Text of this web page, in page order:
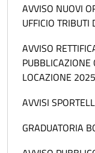
AVVISO NUOVI
UFFICIO
AVVISO
PUBBLICAZIONE
LOCAZIONE 2025
AVVISI
GRADUATORIA